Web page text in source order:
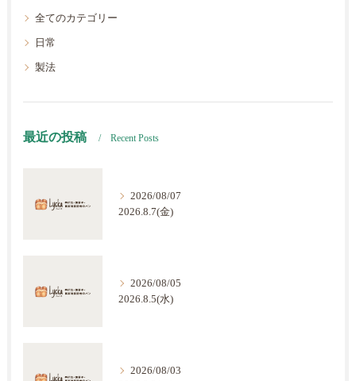
全てのカテゴリー
日常
製法
最近の投稿 Recent Posts
2026/08/07
2026.8.7(金)
2026/08/05
2026.8.5(水)
2026/08/03